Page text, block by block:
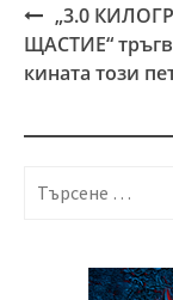
Post
navigation
„3.0
ЩАСТИЕ“
кината този
Търсене